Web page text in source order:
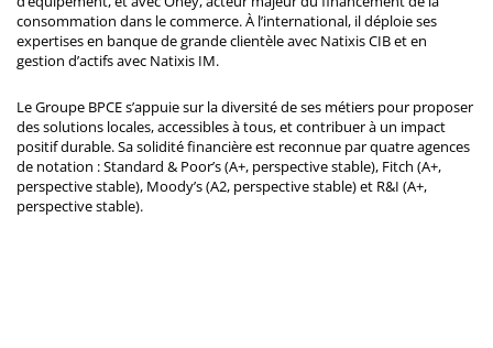
consommation dans le commerce. À l’international, il déploie ses
expertises en banque de grande clientèle avec Natixis CIB et en
gestion d’actifs avec Natixis IM.
Le Groupe BPCE s’appuie sur la diversité de ses métiers pour proposer
des solutions locales, accessibles à tous, et contribuer à un impact
positif durable. Sa solidité financière est reconnue par quatre agences
de notation : Standard & Poor’s (A+, perspective stable), Fitch (A+,
perspective stable), Moody’s (A2, perspective stable) et R&I (A+,
perspective stable).